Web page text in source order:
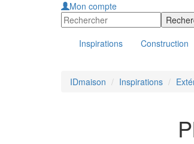
Mon compte
Inspirations Construction
IDmaison Inspirations